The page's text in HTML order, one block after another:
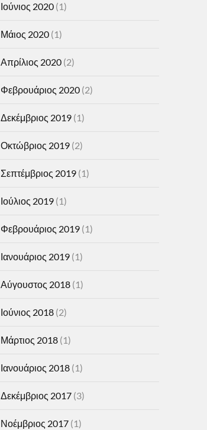
Ιούνιος 2020(1)
Μάιος 2020(1)
Απρίλιος 2020(2)
Φεβρουάριος 2020(2)
Δεκέμβριος 2019(1)
Οκτώβριος 2019(2)
Σεπτέμβριος 2019(1)
Ιούλιος 2019(1)
Φεβρουάριος 2019(1)
Ιανουάριος 2019(1)
Αύγουστος 2018(1)
Ιούνιος 2018(2)
Μάρτιος 2018(1)
Ιανουάριος 2018(1)
Δεκέμβριος 2017(3)
Νοέμβριος 2017(1)